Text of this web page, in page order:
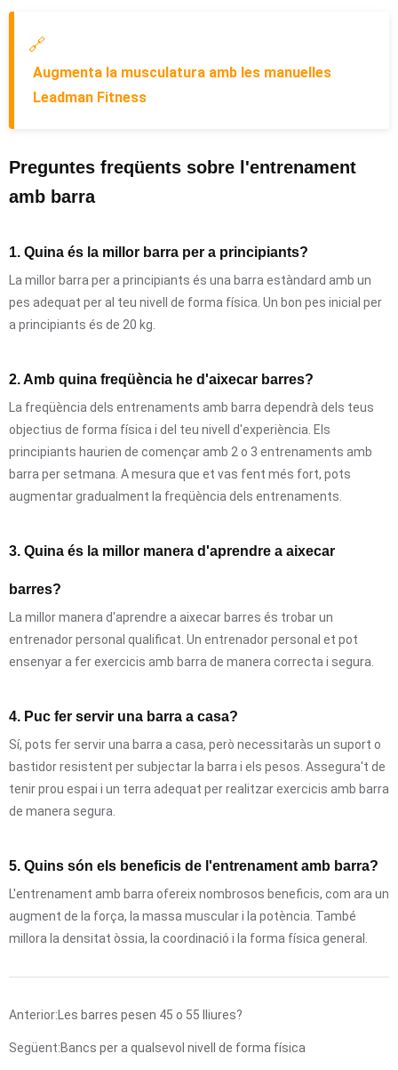
🔗
Augmenta la musculatura amb les manuelles
Leadman Fitness
Preguntes freqüents sobre l'entrenament
amb barra
1. Quina és la millor barra per a principiants?
La millor barra per a principiants és una barra estàndard amb un
pes adequat per al teu nivell de forma física. Un bon pes inicial per
a principiants és de 20 kg.
2. Amb quina freqüència he d'aixecar barres?
La freqüència dels entrenaments amb barra dependrà dels teus
objectius de forma física i del teu nivell d'experiència. Els
principiants haurien de començar amb 2 o 3 entrenaments amb
barra per setmana. A mesura que et vas fent més fort, pots
augmentar gradualment la freqüència dels entrenaments.
3. Quina és la millor manera d'aprendre a aixecar
barres?
La millor manera d'aprendre a aixecar barres és trobar un
entrenador personal qualificat. Un entrenador personal et pot
ensenyar a fer exercicis amb barra de manera correcta i segura.
4. Puc fer servir una barra a casa?
Sí, pots fer servir una barra a casa, però necessitaràs un suport o
bastidor resistent per subjectar la barra i els pesos. Assegura't de
tenir prou espai i un terra adequat per realitzar exercicis amb barra
de manera segura.
5. Quins són els beneficis de l'entrenament amb barra?
L'entrenament amb barra ofereix nombrosos beneficis, com ara un
augment de la força, la massa muscular i la potència. També
millora la densitat òssia, la coordinació i la forma física general.
Anterior: Les barres pesen 45 o 55 lliures?
Següent:Bancs per a qualsevol nivell de forma física